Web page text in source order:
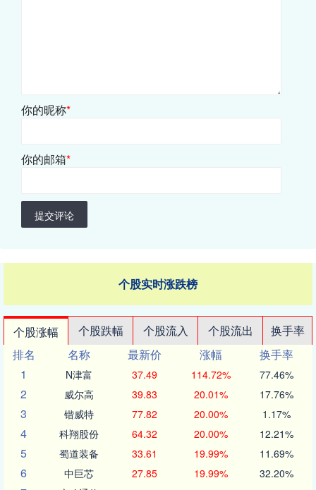
你的昵称*
你的邮箱*
提交评论
个股实时涨跌榜
个股涨幅 个股跌幅 个股流入 个股流出
换手率
排名
名称 最新价 涨幅
换手率
1
N津富 37.49 114.72% 77.46%
2 威尔高 39.83 20.01% 17.76%
3 锴威特 77.82 20.00% 1.17%
4 科翔股份 64.32 20.00% 12.21%
5 蜀道装备 33.61 19.99% 11.69%
6 中巨芯 27.85 19.99% 32.20%